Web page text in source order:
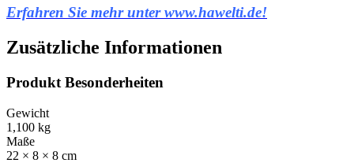
Erfahren Sie mehr unter www.hawelti.de!
Zusätzliche Informationen
Produkt Besonderheiten
Gewicht
1,100 kg
Maße
22 × 8 × 8 cm